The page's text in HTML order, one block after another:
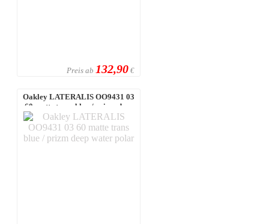
Preis ab 132,90 €
Oakley LATERALIS OO9431 03
60 matte trans blue / prizm deep
wate ...